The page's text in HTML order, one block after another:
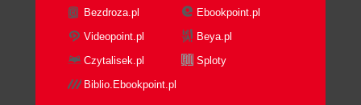
Bezdroza.pl
Ebookpoint.pl
Videopoint.pl
Beya.pl
Czytalisek.pl
Sploty
Biblio.Ebookpoint.pl